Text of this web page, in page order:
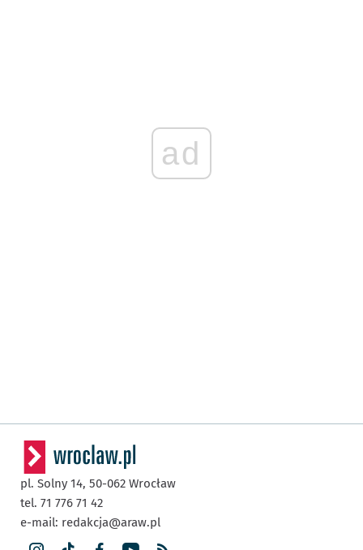
ad
pl. Solny 14, 50-062 Wrocław
tel. 71 776 71 42
e-mail: redakcja@araw.pl